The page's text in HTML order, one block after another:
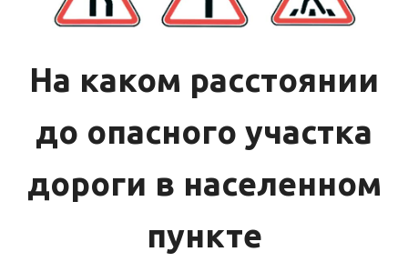
На каком расстоянии
до опасного участка
дороги в населенном
пункте